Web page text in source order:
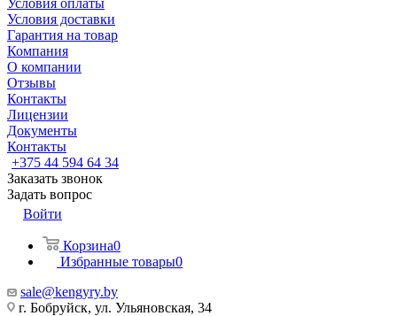
Условия оплаты
Условия доставки
Гарантия на товар
Компания
О компании
Отзывы
Контакты
Лицензии
Документы
Контакты
+375 44 594 64 34
Заказать звонок
Задать вопрос
Войти
Корзина0
Избранные товары0
sale@kengyry.by
г. Бобруйск, ул. Ульяновская, 34